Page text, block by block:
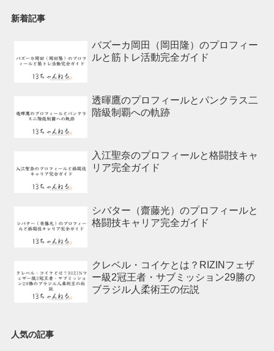
新着記事
バズーカ岡田（岡田隆）のプロフィー
ルと筋トレ活動完全ガイド
透暉鷹のプロフィールとパンクラス二
階級制覇への軌跡
入江聖奈のプロフィールと格闘技キャ
リア完全ガイド
シバター（齋藤光）のプロフィールと
格闘技キャリア完全ガイド
クレベル・コイケとは？RIZINフェザ
ー級2冠王者・サブミッション29勝の
ブラジル人柔術王の伝説
人気の記事